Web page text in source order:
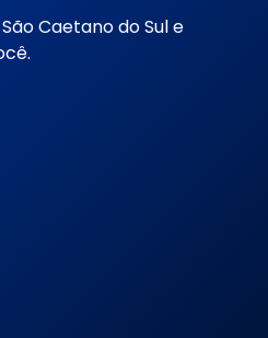
Caetano do Sul e